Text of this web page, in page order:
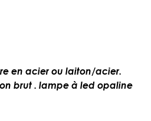
en acier ou laiton/acier.
brut . lampe à led opaline